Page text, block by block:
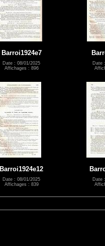
Barroi1924e7
Date : 08/01/2025
Affichages : 896
Date
Barroi1924e12
Date : 08/01/2025
Affichages : 839
Date